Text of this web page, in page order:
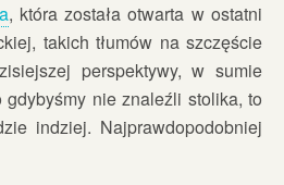
, która została otwarta w ostatni
takich tłumów na szczęście
perspektywy, w sumie
gdybyśmy nie znaleźli stolika, to
indziej. Najprawdopodobniej